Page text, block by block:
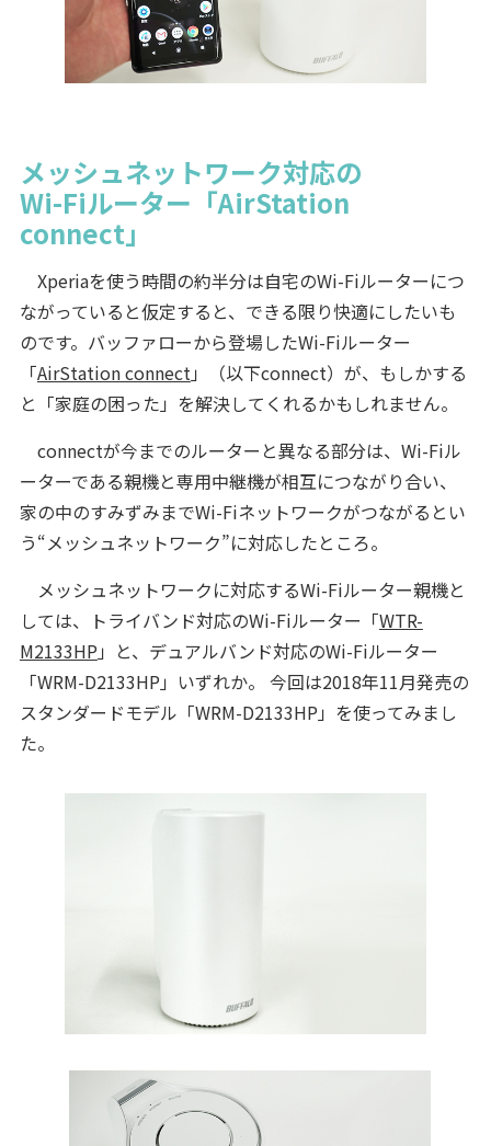
メッシュネットワーク対応の
Wi-Fiルーター「AirStation
connect」
Xperiaを使う時間の約半分は自宅のWi-Fiルーターにつ
ながっていると仮定すると、できる限り快適にしたいも
のです。バッファローから登場したWi-Fiルーター
「AirStation connect」（以下connect）が、もしかする
と「家庭の困った」を解決してくれるかもしれません。
connectが今までのルーターと異なる部分は、Wi-Fiル
ーターである親機と専用中継機が相互につながり合い、
家の中のすみずみまでWi-Fiネットワークがつながるとい
う“メッシュネットワーク”に対応したところ。
メッシュネットワークに対応するWi-Fiルーター親機と
しては、トライバンド対応のWi-Fiルーター「WTR-
M2133HP 」と、デュアルバンド対応のWi-Fiルーター
「WRM-D2133HP」いずれか。 今回は2018年11月発売の
スタンダードモデル「WRM-D2133HP」を使ってみまし
た。